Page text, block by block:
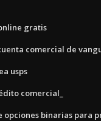
gratis
comercial de
usps
comercial_
opciones binarias para